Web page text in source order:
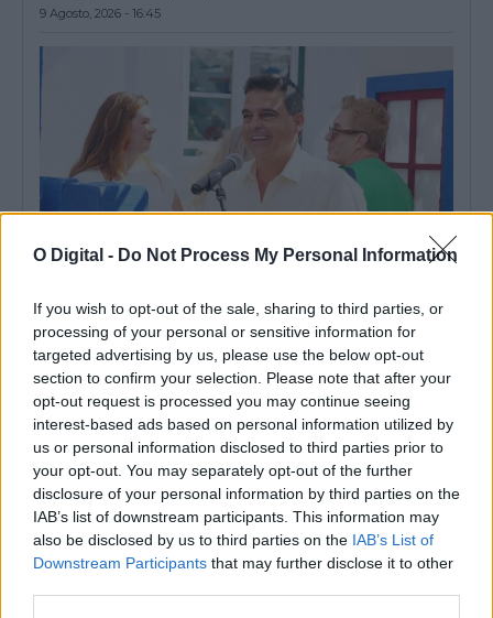
O Digital - Do Not Process My Personal Information
If you wish to opt-out of the sale, sharing to third parties, or
processing of your personal or sensitive information for
targeted advertising by us, please use the below opt-out
section to confirm your selection. Please note that after your
opt-out request is processed you may continue seeing
interest-based ads based on personal information utilized by
us or personal information disclosed to third parties prior to
your opt-out. You may separately opt-out of the further
disclosure of your personal information by third parties on the
IAB’s list of downstream participants. This information may
also be disclosed by us to third parties on the IAB’s List of
Downstream Participants that may further disclose it to other
9 Agosto, 2026 - 16:45
União entre Campo Maior e Redondo vai levar «a bandeira do
Alentejo sempre mais longe», diz Luís Rosinha
A união entre Campo Maior e Redondo pode contribuir para
levar «a bandeira do...
9 Agosto, 2026 - 16:30